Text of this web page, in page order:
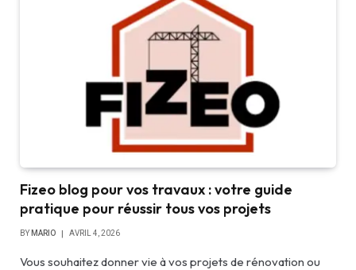
Fizeo blog pour vos travaux : votre guide
pratique pour réussir tous vos projets
BY MARIO AVRIL 4, 2026
Vous souhaitez donner vie à vos projets de rénovation ou